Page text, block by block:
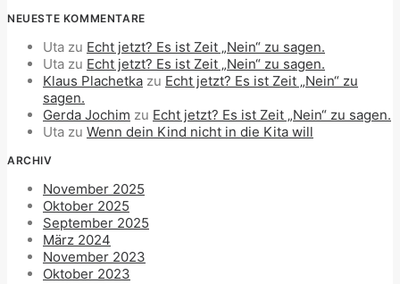
NEUESTE KOMMENTARE
Uta zu Echt jetzt? Es ist Zeit „Nein“ zu sagen.
Uta zu Echt jetzt? Es ist Zeit „Nein“ zu sagen.
Klaus Plachetka zu Echt jetzt? Es ist Zeit „Nein“ zu
sagen.
Gerda Jochim zu Echt jetzt? Es ist Zeit „Nein“ zu sagen.
Uta zu Wenn dein Kind nicht in die Kita will
ARCHIV
November 2025
Oktober 2025
September 2025
März 2024
November 2023
Oktober 2023